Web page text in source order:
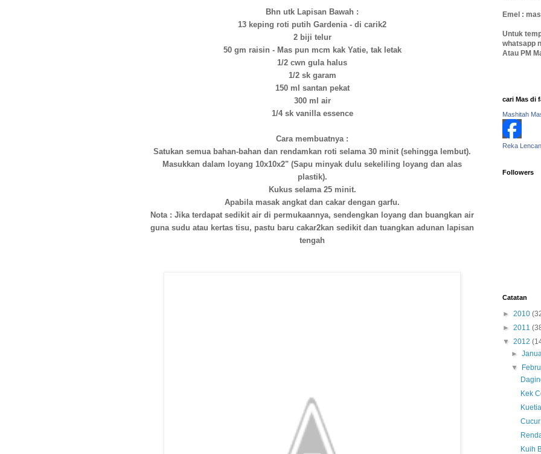
Bhn utk Lapisan Bawah :
13 keping roti putih Gardenia - di carik2
2 biji telur
50 gm raisin - Mas pun mcm kak Yatie, tak letak
1/2 cwn gula halus
1/2 sk garam
150 ml santan pekat
300 ml air
1/4 sk vanilla essence
Cara membuatnya :
Satukan semua bahan-bahan dan rendamkan roti selama 30 minit (sehingga lembut).
Masukkan dalam loyang 10x10x2" (Sapu minyak dulu sekeliling loyang dan alas
plastik).
Kukus selama 25 minit.
Apabila masak angkat dan cakar dengan garfu.
Nota : Jika terdapat sedikit air di permukaannya, sendengkan loyang dan buangkan air
guna sudu atau kertas tisu, pastu baru cakar2kan sedikit dan tuangkan adunan lapisan
tengah
Emel :
Untuk
whatsapp
Atau PM
cari Mas di
Mashitah
Reka
Followers
Catatan
► 2010
► 2011
▼ 2012
►
▼
Kek
Kuih